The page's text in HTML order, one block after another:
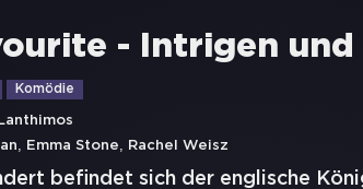
- Intrigen
Komödie
, Emma Stone, Rachel Weisz
befindet sich der englische